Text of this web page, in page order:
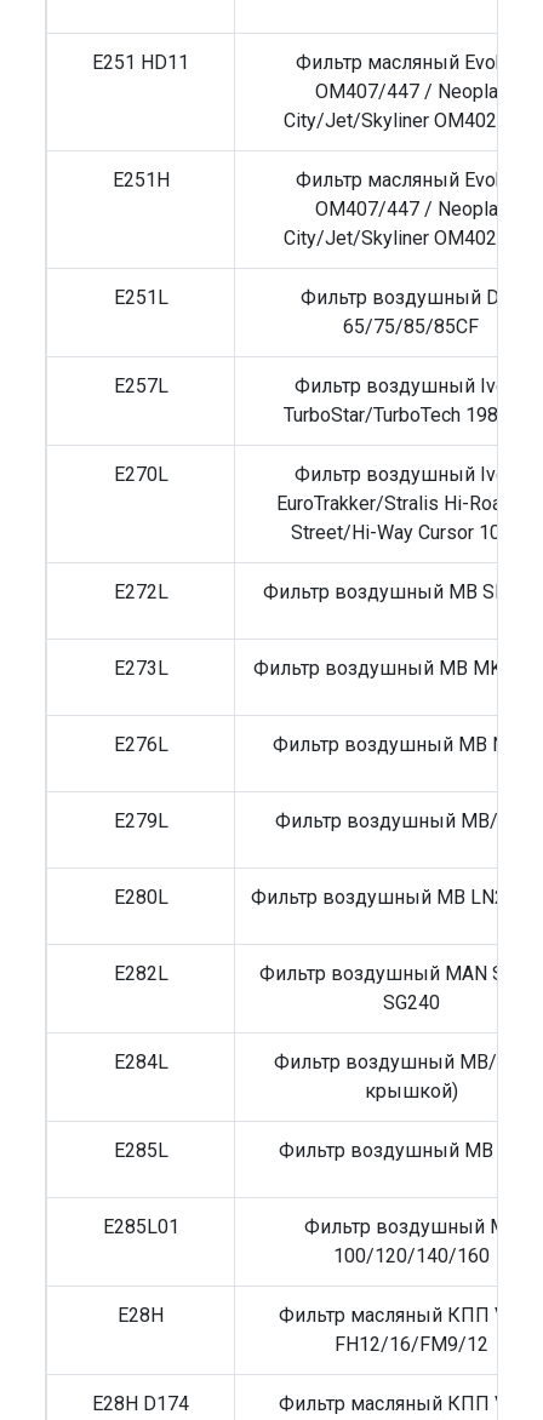
E251 HD11
Фильтр масляный Evobus
OM407/447 / Neoplan
City/Jet/Skyliner OM402/422
E251H
Фильтр масляный Evobus
OM407/447 / Neoplan
City/Jet/Skyliner OM402/422
E251L
Фильтр воздушный DAF
65/75/85/85CF
E257L
Фильтр воздушный Iveco
TurboStar/TurboTech 1984-93
E270L
Фильтр воздушный Iveco
EuroTrakker/Stralis Hi-Road/
Street/Hi-Way Cursor 10/13
E272L Фильтр воздушный MB SK/
E273L Фильтр воздушный MB MK/
E276L Фильтр воздушный MB NG/
E279L Фильтр воздушный MB/
E280L Фильтр воздушный MB LN2/
E282L
Фильтр воздушный MAN
SG240
E284L
Фильтр воздушный MB/RVI
крышкой)
E285L Фильтр воздушный MB O309
E285L01
Фильтр воздушный MB
100/120/140/160
E28H
Фильтр масляный КПП Volvo
FH12/16/FM9/12
E28H D174
Фильтр масляный КПП Volvo